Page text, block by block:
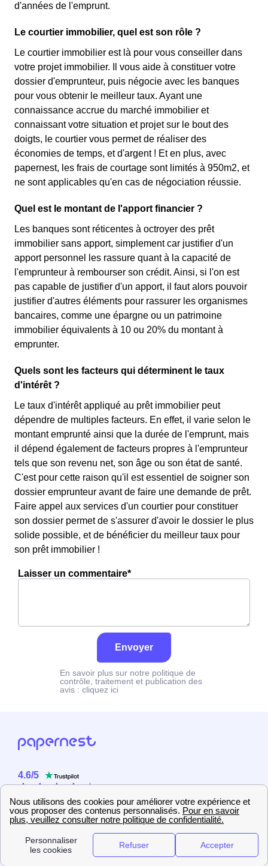
d'années de l'emprunt.
Le courtier immobilier, quel est son rôle ?
Le courtier immobilier est là pour vous conseiller dans
votre projet immobilier. Il vous aide à constituer votre
dossier d'emprunteur, puis négocie avec les banques
pour vous obtenir le meilleur taux. Ayant une
connaissance accrue du marché immobilier et
connaissant votre situation et projet sur le bout des
doigts, le courtier vous permet de réaliser des
économies de temps, et d'argent ! Et en plus, avec
papernest, les frais de courtage sont limités à 950m2, et
ne sont applicables qu'en cas de négociation réussie.
Quel est le montant de l'apport financier ?
Les banques sont réticentes à octroyer des prêt
immobilier sans apport, simplement car justifier d'un
apport personnel les rassure quant à la capacité de
l'emprunteur à rembourser son crédit. Ainsi, si l'on est
pas capable de justifier d'un apport, il faut alors pouvoir
justifier d'autres éléments pour rassurer les organismes
bancaires, comme une épargne ou un patrimoine
immobilier équivalents à 10 ou 20% du montant à
emprunter.
Quels sont les facteurs qui déterminent le taux
d'intérêt ?
Le taux d'intérêt appliqué au prêt immobilier peut
dépendre de multiples facteurs. En effet, il varie selon le
montant emprunté ainsi que la durée de l'emprunt, mais
il dépend également de facteurs propres à l'emprunteur
tels que son revenu net, son âge ou son état de santé.
C'est pour cette raison qu'il est essentiel de soigner son
dossier emprunteur avant de faire une demande de prêt.
Faire appel aux services d'un courtier pour constituer
son dossier permet de s'assurer d'avoir le dossier le plus
solide possible, et de bénéficier du meilleur taux pour
son prêt immobilier !
Laisser un commentaire*
Envoyer
En savoir plus sur notre politique de
contrôle, traitement et publication des
avis : cliquez ici
4.6/5
2358 utilisateurs